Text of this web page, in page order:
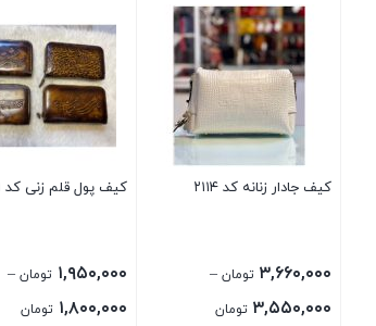
کیف جادار زنانه کد ۲۱۱۴
۳,۶۶۰,۰۰۰ تومان –
۳,۵۵۰,۰۰۰ تومان
کیف پول قلم زنی کد ۱۰۳۳۱
۱,۹۵۰,۰۰۰ تومان –
۱,۸۰۰,۰۰۰ تومان